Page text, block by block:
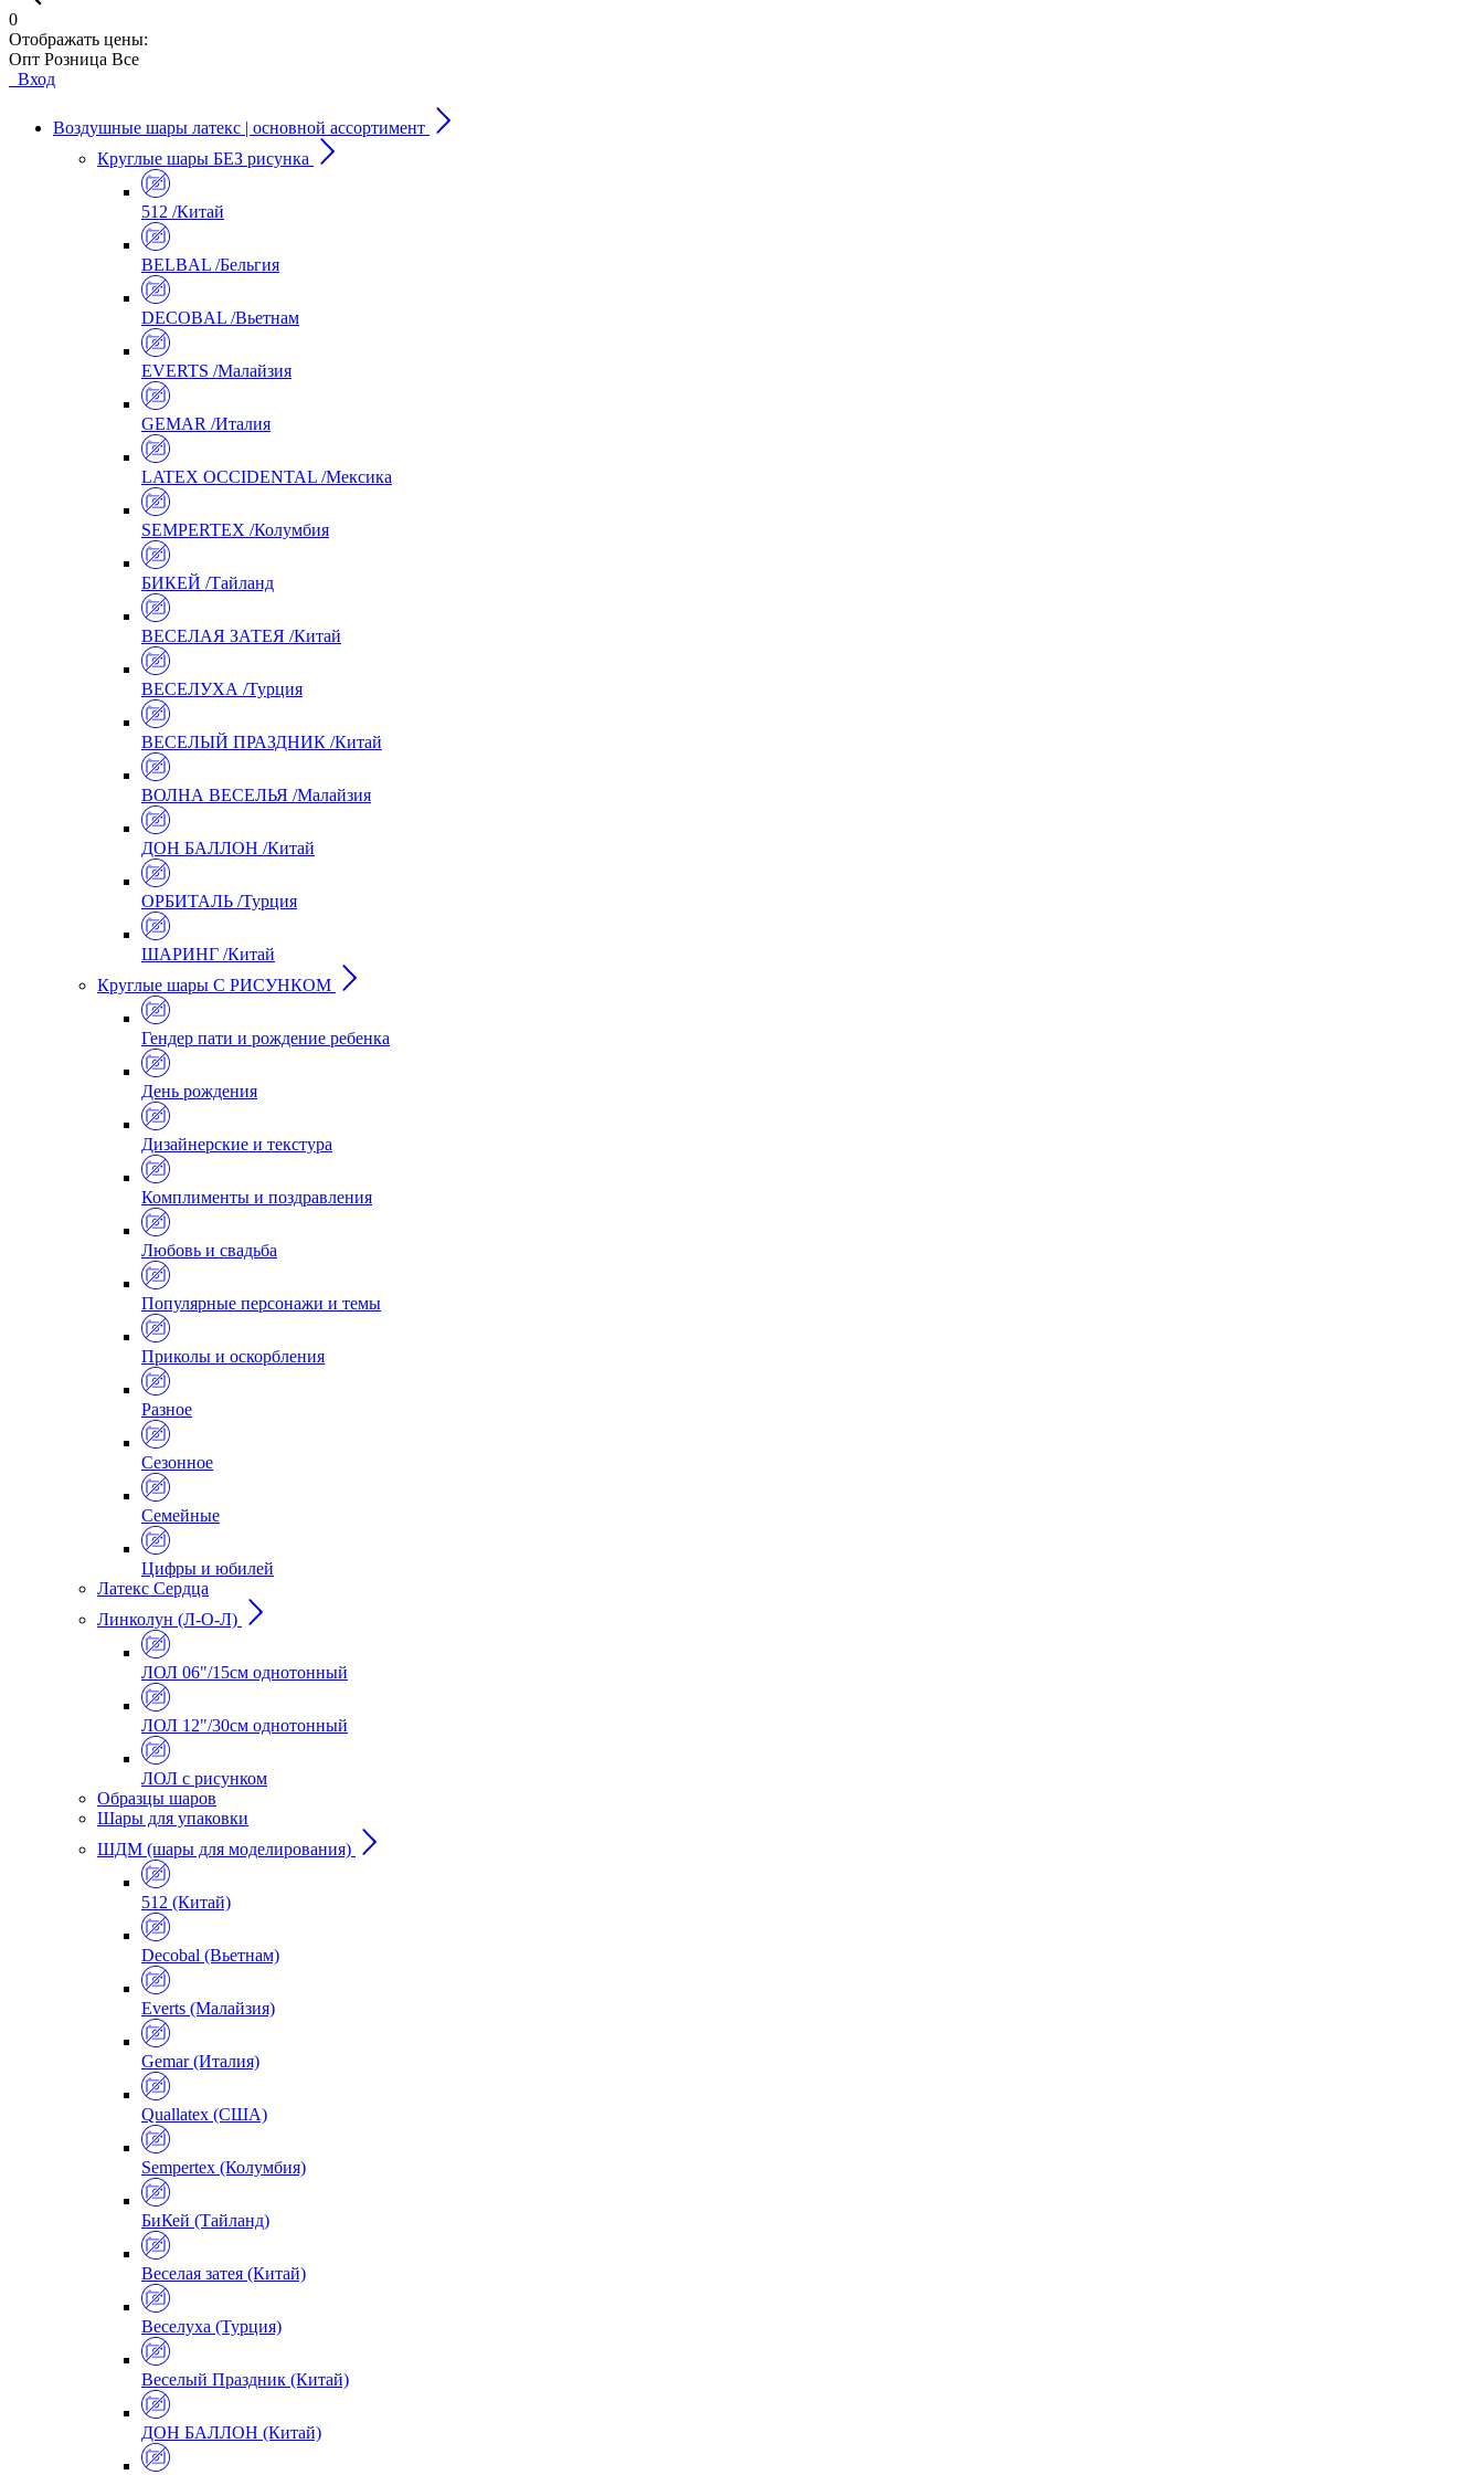
0
Отображать цены:
Опт Розница Все
Вход
Воздушные шары латекс | основной ассортимент
Круглые шары БЕЗ рисунка
512 /Китай
BELBAL /Бельгия
DECOBAL /Вьетнам
EVERTS /Малайзия
GEMAR /Италия
LATEX OCCIDENTAL /Мексика
SEMPERTEX /Колумбия
БИКЕЙ /Тайланд
ВЕСЕЛАЯ ЗАТЕЯ /Китай
ВЕСЕЛУХА /Турция
ВЕСЕЛЫЙ ПРАЗДНИК /Китай
ВОЛНА ВЕСЕЛЬЯ /Малайзия
ДОН БАЛЛОН /Китай
ОРБИТАЛЬ /Турция
ШАРИНГ /Китай
Круглые шары С РИСУНКОМ
Гендер пати и рождение ребенка
День рождения
Дизайнерские и текстура
Комплименты и поздравления
Любовь и свадьба
Популярные персонажи и темы
Приколы и оскорбления
Разное
Сезонное
Семейные
Цифры и юбилей
Латекс Сердца
Линколун (Л-О-Л)
ЛОЛ 06"/15см однотонный
ЛОЛ 12"/30см однотонный
ЛОЛ с рисунком
Образцы шаров
Шары для упаковки
ШДМ (шары для моделирования)
512 (Китай)
Decobal (Вьетнам)
Everts (Малайзия)
Gemar (Италия)
Quallatex (США)
Sempertex (Колумбия)
БиКей (Тайланд)
Веселая затея (Китай)
Веселуха (Турция)
Веселый Праздник (Китай)
ДОН БАЛЛОН (Китай)